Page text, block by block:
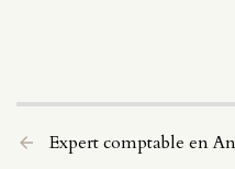
Expert comptable en